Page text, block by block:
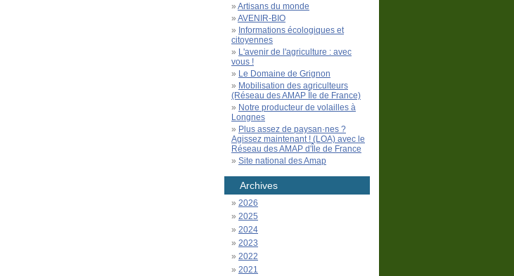
Artisans du monde
AVENIR-BIO
Informations écologiques et
citoyennes
L'avenir de l'agriculture : avec
vous !
Le Domaine de Grignon
Mobilisation des agriculteurs
(Réseau des AMAP Île de France)
Notre producteur de volailles à
Longnes
Plus assez de paysan·nes ?
Agissez maintenant ! (LOA) avec le
Réseau des AMAP d'Île de France
Site national des Amap
Archives
2026
2025
2024
2023
2022
2021